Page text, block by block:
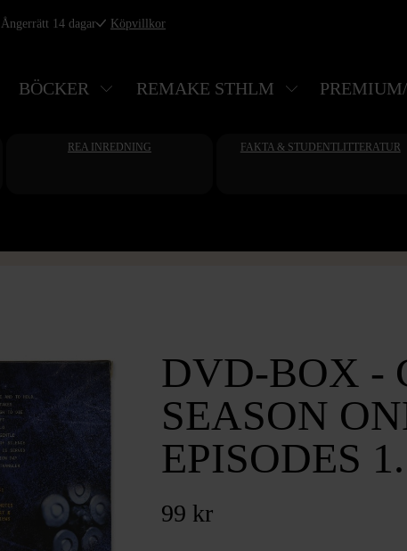
Ångerrätt 14 dagar Köpvillkor
BÖCKER REMAKE STHLM
REA INREDNING FAKTA & STUDENTLITTERATUR
DVD-BOX -
SEASON
EPISODES
99 kr